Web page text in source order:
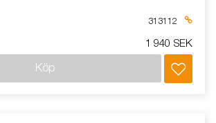
313112
1 940 SEK
Köp